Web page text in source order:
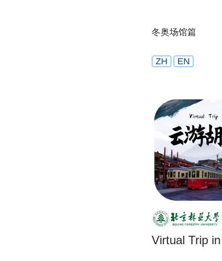
冬奥场馆篇
ZH EN
Virtual Trip